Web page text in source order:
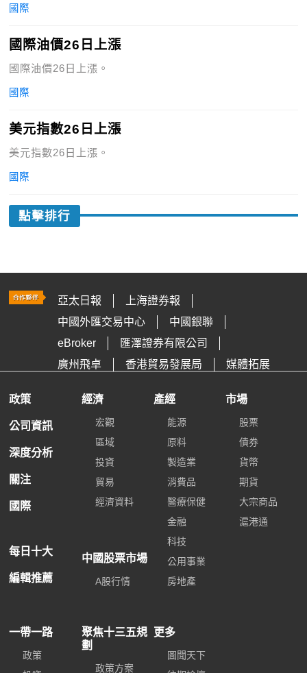
國際
國際油價26日上漲
國際油價26日上漲。
國際
美元指數26日上漲
美元指數26日上漲。
國際
點擊排行
亞太日報
上海證券報
中國外匯交易中心
中國銀聯
eBroker
匯澤證券有限公司
廣州飛卓
香港貿易發展局 媒體拓展
政策
公司資訊
深度分析
關注
國際
每日十大
編輯推薦
經濟
宏觀
區域
投資
貿易
經濟資料
中國股票市場
A股行情
產經
能源
原料
製造業
消費品
醫療保健
金融
科技
公用事業
房地產
市場
股票
債券
貨幣
期貨
大宗商品
滬港通
一帶一路
政策
聚焦十三五規
劃
政策方案
更多
圖聞天下